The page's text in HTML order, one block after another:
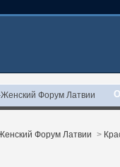
Женский Форум Латвии
Форум Латвии >